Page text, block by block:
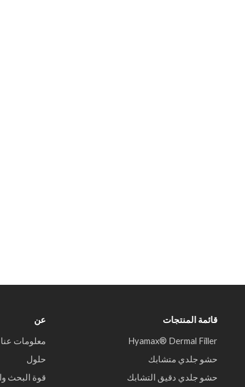
قائمة المنتجات
Hyamax® Dermal Filler
حشو جلدي متشابك
حشو جلدي دقيق التشابك
عن
معلومات عنا
حلول
قوة البحث